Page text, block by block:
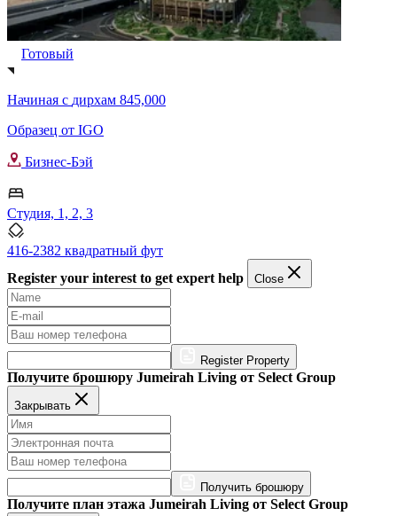
Готовый
Начиная с дирхам 845,000
Образец от IGO
Бизнес-Бэй
Студия, 1, 2, 3
416-2382 квадратный фут
Register your interest to get expert help
Close
Register Property
Получите брошюру Jumeirah Living от Select Group
Закрывать
Получить брошюру
Получите план этажа Jumeirah Living от Select Group